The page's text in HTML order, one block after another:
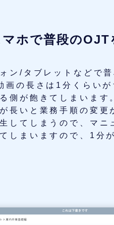
マホで普段のOJT
ン/タブレットなどで
画の長さは1分くらい
側が飽きてしまいます
長いと業務手順の変
してしまうので、マ
しまいますので、1分